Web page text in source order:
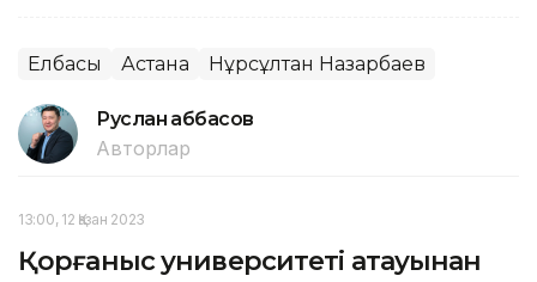
Елбасы Астана Нұрсұлтан Назарбаев
Руслан Ғаббасов
Авторлар
13:00, 12 Қазан 2023
Қорғаныс университеті атауынан